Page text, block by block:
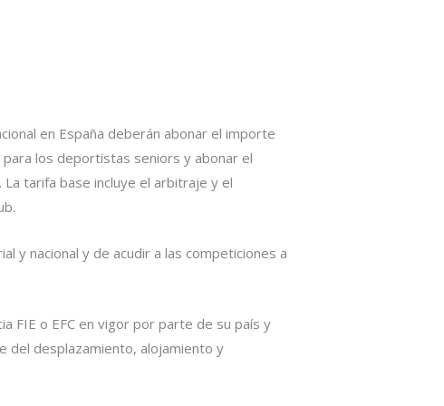
en España deberán abonar el importe
los deportistas seniors y abonar el
tarifa base incluye el arbitraje y el
y nacional y de acudir a las competiciones a
FIE o EFC en vigor por parte de su país y
del desplazamiento, alojamiento y